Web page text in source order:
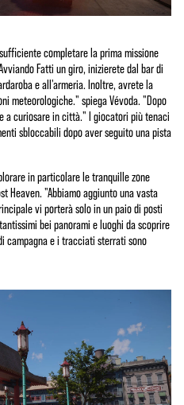
completare la prima missione
Fatti un giro, inizierete dal bar di
e all'armeria. Inoltre, avrete la
meteorologiche." spiega Vévoda. "Dopo
a curiosare in città." I giocatori più tenaci
sbloccabili dopo aver seguito una pista
in particolare le tranquille zone
Heaven. "Abbiamo aggiunto una vasta
vi porterà solo in un paio di posti
bei panorami e luoghi da scoprire
campagna e i tracciati sterrati sono